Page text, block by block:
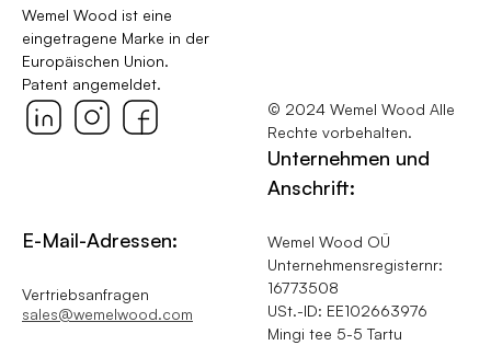
Wemel Wood ist eine
eingetragene Marke in der
Europäischen Union.
Patent angemeldet.
© 2024 Wemel Wood Alle
Rechte vorbehalten.
E-Mail-Adressen:
Vertriebsanfragen
sales@wemelwood.com
Unternehmen und
Anschrift:
Wemel Wood OÜ
Unternehmensregisternr:
16773508
USt.-ID: EE102663976
Mingi tee 5-5 Tartu